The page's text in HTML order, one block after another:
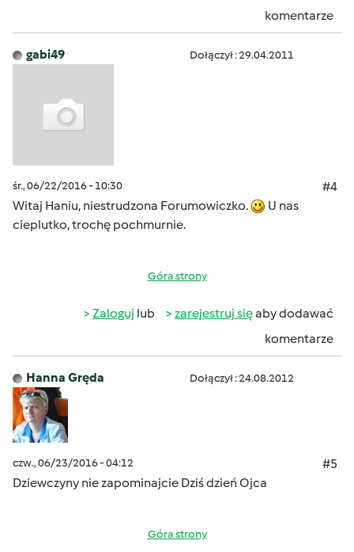
komentarze
gabi49 Dołączył : 29.04.2011
śr., 06/22/2016 - 10:30
#4
Witaj Haniu, niestrudzona Forumowiczko.
U nas
cieplutko, trochę pochmurnie.
Góra strony
Zaloguj lub zarejestruj sięaby dodawać
komentarze
Hanna Gręda Dołączył : 24.08.2012
czw., 06/23/2016 - 04:12
#5
Dziewczyny nie zapominajcie Dziś dzień Ojca
Góra strony